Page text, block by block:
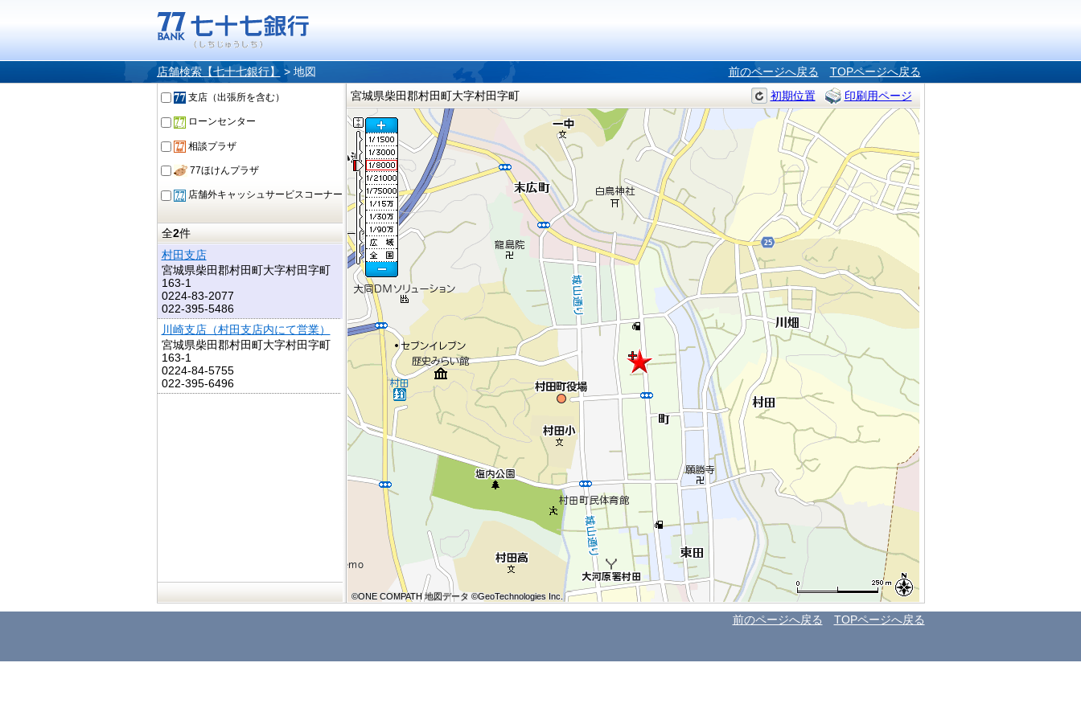
店舗検索【七十七銀行】 > 地図 前のページへ戻る TOPページへ戻る
支店（出張所を含む）
ローンセンター
相談プラザ
77ほけんプラザ
店舗外キャッシュサービスコーナー
全2件
村田支店
宮城県柴田郡村田町大字村田字町
163-1
0224-83-2077
022-395-5486
川崎支店（村田支店内にて営業）
宮城県柴田郡村田町大字村田字町
163-1
0224-84-5755
022-395-6496
宮城県柴田郡村田町大字村田字町 初期位置 印刷用ページ
©ONE COMPATH 地図データ ©GeoTechnologies Inc.
©ONE COMPATH 地図データ ©GeoTechnologies Inc.
©ONE COMPATH 地図データ ©GeoTechnologies Inc.
©ONE COMPATH 地図データ ©GeoTechnologies Inc.
©ONE COMPATH 地図データ ©GeoTechnologies Inc.
©ONE COMPATH 地図データ ©GeoTechnologies Inc.
©ONE COMPATH 地図データ ©GeoTechnologies Inc.
©ONE COMPATH 地図データ ©GeoTechnologies Inc.
©ONE COMPATH 地図データ ©GeoTechnologies Inc.
前のページへ戻る TOPページへ戻る